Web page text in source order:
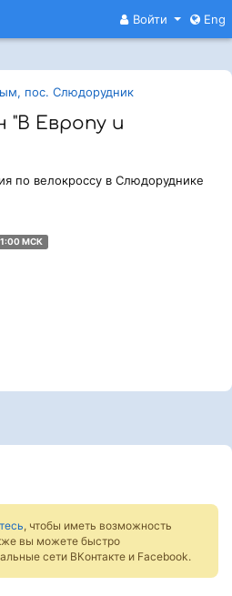
Войти Eng
пос. Слюдорудник
Европу и
по велокроссу в Слюдоруднике
МСК
, чтобы иметь возможность
вы можете быстро
сети ВКонтакте и Facebook.